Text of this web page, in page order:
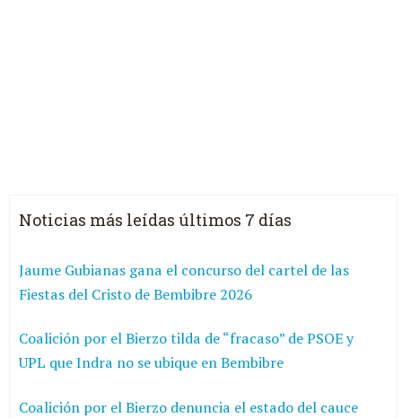
Noticias más leídas últimos 7 días
Jaume Gubianas gana el concurso del cartel de las
Fiestas del Cristo de Bembibre 2026
Coalición por el Bierzo tilda de “fracaso” de PSOE y
UPL que Indra no se ubique en Bembibre
Coalición por el Bierzo denuncia el estado del cauce